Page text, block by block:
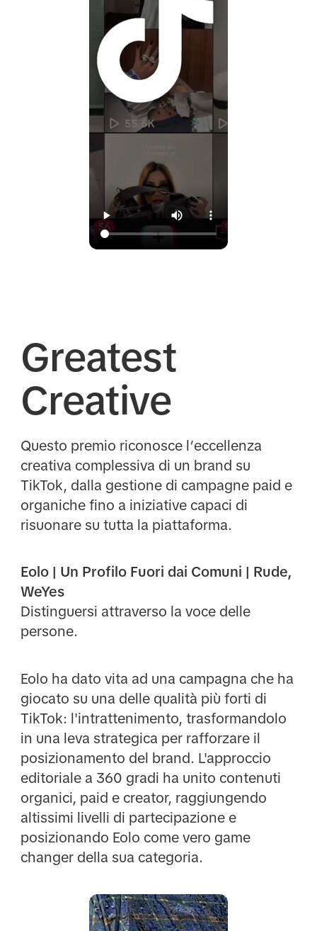
Greatest
Creative
Questo premio riconosce l’eccellenza
creativa complessiva di un brand su
TikTok, dalla gestione di campagne paid e
organiche fino a iniziative capaci di
risuonare su tutta la piattaforma.
Eolo | Un Profilo Fuori dai Comuni | Rude,
WeYes
Distinguersi attraverso la voce delle
persone.
Eolo ha dato vita ad una campagna che ha
giocato su una delle qualità più forti di
TikTok: l'intrattenimento, trasformandolo
in una leva strategica per rafforzare il
posizionamento del brand. L'approccio
editoriale a 360 gradi ha unito contenuti
organici, paid e creator, raggiungendo
altissimi livelli di partecipazione e
posizionando Eolo come vero game
changer della sua categoria.